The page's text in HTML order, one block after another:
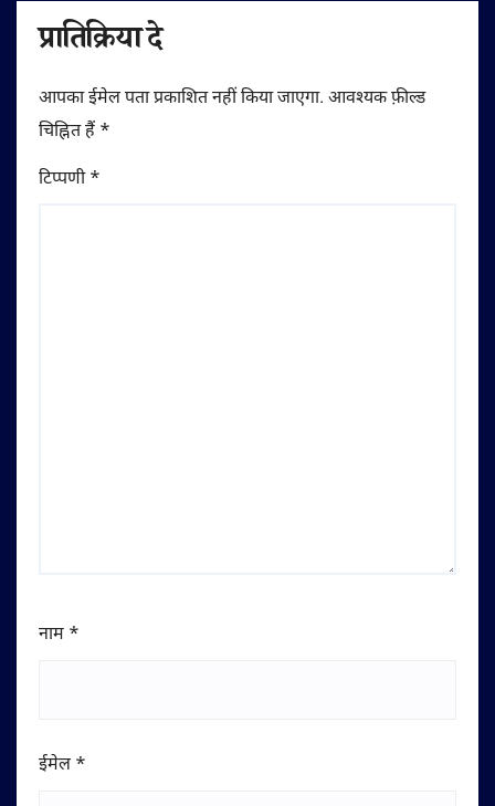
प्रातिक्रिया दे
आपका ईमेल पता प्रकाशित नहीं किया जाएगा. आवश्यक फ़ील्ड
चिह्नित हैं *
टिप्पणी*
नाम *
ईमेल *